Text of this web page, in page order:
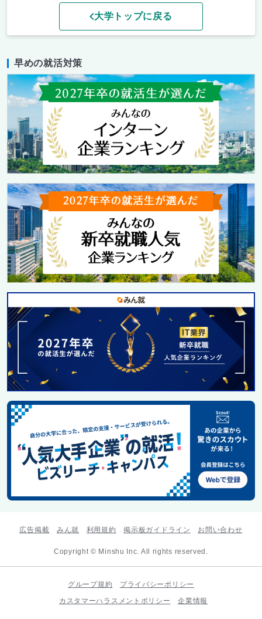
大学トップに戻る
早めの就活対策
広告掲載 みん就 利用規約 掲示板ガイドライン お問い合わせ
Copyright © Minshu Inc. All rights reserved.
グループ規約
プライバシーポリシー
カスタマーハラスメントポリシー
企業情報